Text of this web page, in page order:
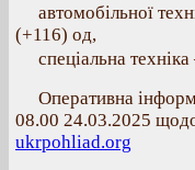
автомобільної
(+116) од,
спеціальна
Оперативна
08.00 24.03.2025
ukrpohliad.org